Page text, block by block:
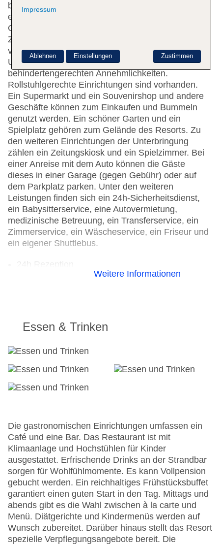
besetzt. Die Einrichtung der Ferienanlage umfasst
eine Gepäckaufbewahrung, einen Safe und einen
Geldautomaten. Per WLAN erhalten die Gäste
Zugang zum Internet. Hilfestellung bei der Buchung
von Ausflügen wird am Tourdesk geboten. Die
Unterbringung verfügt über eine Reihe von
behindertengerechten Annehmlichkeiten.
Rollstuhlgerechte Einrichtungen sind vorhanden.
Ein Supermarkt und ein Souvenirshop und andere
Geschäfte können zum Einkaufen und Bummeln
genutzt werden. Ein schöner Garten und ein
Spielplatz gehören zum Gelände des Resorts. Zu
den weiteren Einrichtungen der Unterbringung
zählen ein Zeitungskiosk und ein Spielzimmer. Bei
einer Anreise mit dem Auto können die Gäste
dieses in einer Garage (gegen Gebühr) oder auf
dem Parkplatz parken. Unter den weiteren
Leistungen finden sich ein 24h-Sicherheitsdienst,
ein Babysitterservice, eine Autovermietung,
medizinische Betreuung, ein Transferservice, ein
Zimmerservice, ein Wäscheservice, ein Friseur und
ein eigener Shuttlebus.
Garage: gegen Gebühr
Garten: ohne Gebühr
Hotelsafe
WLAN/WiFi im Hotel
Lift
Anzahl der Aufzüge: 1
Zimmerservice
Sonnenterrasse
Gesamtanzahl der Stockwerke: 5
Gesamtanzahl der Zimmer: 984
Pools:Kinderbecken, Aquapark: ohne Gebühr,
Outdoor Pool, Sonnenschirme am Pool, Liegen
am Pool, Wasserrutsche
Zahlungsarten: American Express, Diners Club,
EC Maestro, Mastercard, Visa
Landeskategorie: 4 Sterne
Weitere Informationen
Essen & Trinken
Die gastronomischen Einrichtungen umfassen ein
Café und eine Bar. Das Restaurant ist mit
Klimaanlage und Hochstühlen für Kinder
ausgestattet. Erfrischende Drinks an der Strandbar
sorgen für Wohlfühlmomente. Es kann Vollpension
gebucht werden. Ein reichhaltiges Frühstücksbuffet
garantiert einen guten Start in den Tag. Mittags und
abends gibt es die Wahl zwischen à la carte und
Menü. Diätgerichte und Kindermenüs werden auf
Wunsch zubereitet. Darüber hinaus stellt das Resort
spezielle Verpflegungsangebote bereit. Die
Impressum
Zustimmen
Ablehnen Einstellungen